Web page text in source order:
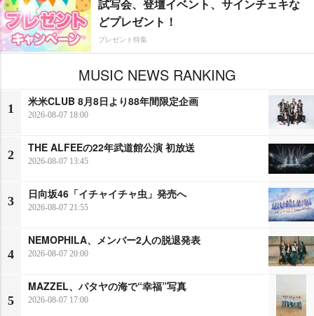
試写会、登壇イベント、サインチェキな
どプレゼント！
プレゼント特集
MUSIC NEWS RANKING
1
米米CLUB 8月8日より88年間限定企画
2026-08-07 18:00
2
THE ALFEEの22年武道館公演 初放送
2026-08-07 13:45
3
日向坂46「イチャイチャ虫」発売へ
2026-08-07 21:55
4
NEMOPHILA、メンバー2人の脱退発表
2026-08-07 20:00
5
MAZZEL、パタヤの海で“幸福”写真
2026-08-07 17:00